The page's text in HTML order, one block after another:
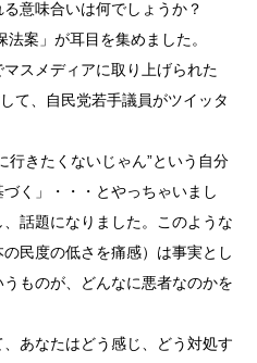
意味合いは何でしょうか？
案」が耳目を集めました。
マスメディアに取り上げられた
て、自民党若手議員がツイッタ
行きたくないじゃん”という自分
く」・・・とやっちゃいまし
話題になりました。このような
民度の低さを痛感）は事実とし
ものが、どんなに悪者なのかを
、あなたはどう感じ、どう対処す